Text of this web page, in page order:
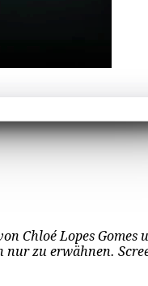
Chloé Lopes
nur zu erwähnen.